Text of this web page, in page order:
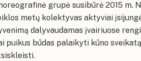
grupė susibūrė 2015 m.
metų kolektyvas aktyviai
dalyvaudamas įvairiuose
puikus būdas palaikyti kūno